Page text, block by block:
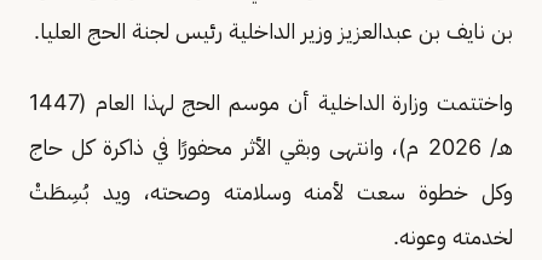
بن نايف بن عبدالعزيز وزير الداخلية رئيس لجنة الحج العليا.
واختتمت وزارة الداخلية أن موسم الحج لهذا العام (1447
هـ/ 2026 م)، وانتهى وبقي الأثر محفورًا في ذاكرة كل حاج
وكل خطوة سعت لأمنه وسلامته وصحته، ويد بُسِطَتْ
لخدمته وعونه.